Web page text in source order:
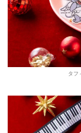
タフ